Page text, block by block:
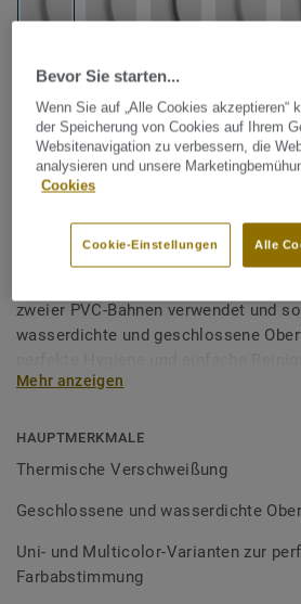
Tarkett Zubehör Komplettsortiment|
Schweißschnur für
- Unicoloured
0155
zweier PVC-Bahnen verwendet und
wasserdichte und geschlossene
Schweißschnüre sind erhältlich in
Bodenbelagssortiment abgestimmt.
von Kontrastfarben lassen sich auch
Mehr anzeigen
HAUPTMERKMALE
Thermische Verschweißung
Geschlossene und wasserdichte
Uni- und Multicolor-Varianten zur
Farbabstimmung
Bevor Sie starten...
Wenn Sie auf „Alle Cookies akzeptieren“
der Speicherung von Cookies auf Ihrem
Websitenavigation zu verbessern, die
analysieren und unsere
Cookies
Alle
Cookie-Einstellungen